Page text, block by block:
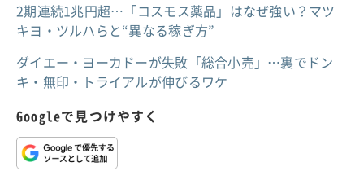
2期連続1兆円超…「コスモス薬品」はなぜ強い？マツ
キヨ・ツルハらと“異なる稼ぎ方”
ダイエー・ヨーカドーが失敗「総合小売」…裏でドン
キ・無印・トライアルが伸びるワケ
Googleで見つけやすく